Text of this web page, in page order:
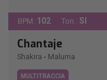
BPM: 102 Ton.: SI
Chantaje
Shakira - Maluma
MULTITRACCIA